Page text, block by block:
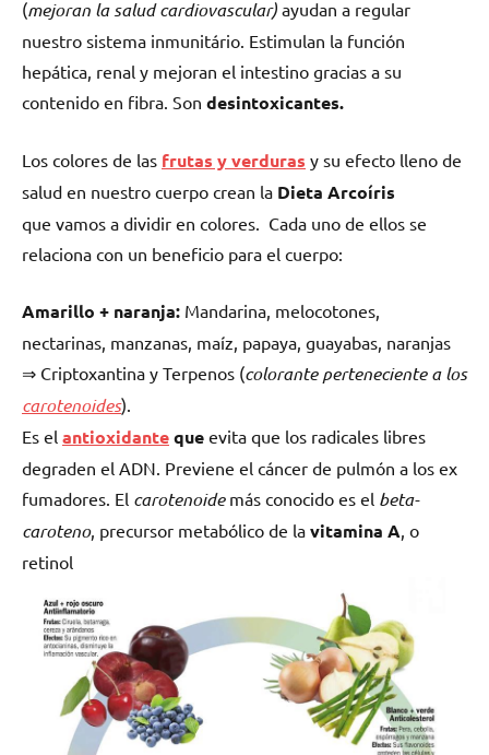
(mejoran la salud cardiovascular) ayudan a regular
nuestro sistema inmunitário. Estimulan la función
hepática, renal y mejoran el intestino gracias a su
contenido en fibra. Son desintoxicantes.
Los colores de las frutas y verduras y su efecto lleno de
salud en nuestro cuerpo crean la Dieta Arcoíris
que vamos a dividir en colores. Cada uno de ellos se
relaciona con un beneficio para el cuerpo:
Amarillo + naranja: Mandarina, melocotones,
nectarinas, manzanas, maíz, papaya, guayabas, naranjas
⇒ Criptoxantina y Terpenos (colorante perteneciente a los
carotenoides).
Es el antioxidanteque evita que los radicales libres
degraden el ADN. Previene el cáncer de pulmón a los ex
fumadores. El carotenoidemás conocido es el beta-
caroteno, precursor metabólico de la vitamina A , o
retinol